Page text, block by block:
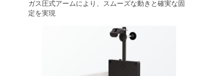
ガス圧式アームにより、スムーズな動きと確実な固
定を実現